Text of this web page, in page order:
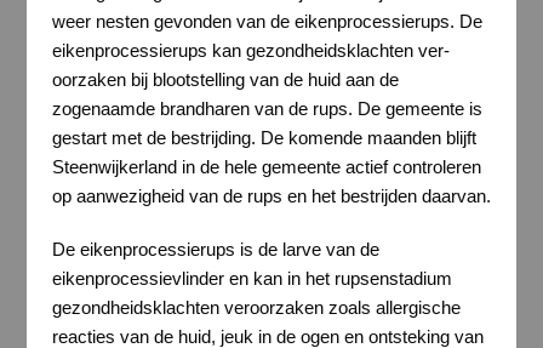
weer nesten gevonden van de eikenprocessierups. De
eikenprocessierups kan gezondheidsklachten ver­
oorzaken bij blootstelling van de huid aan de
zogenaamde brandharen van de rups. De gemeente is
gestart met de bestrijding. De komende maanden blijft
Steenwijkerland in de hele gemeente actief controleren
op aanwezigheid van de rups en het bestrijden daarvan.
De eikenprocessierups is de larve van de
eikenprocessievlinder en kan in het rupsenstadium
gezondheidsklachten veroorzaken zoals allergische
reacties van de huid, jeuk in de ogen en ontsteking van